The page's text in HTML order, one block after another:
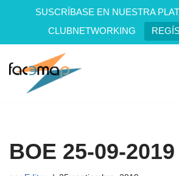
SUSCRÍBASE EN NUESTRA
CLUBNETWORKING
Saltar
BOE 25-09-2019